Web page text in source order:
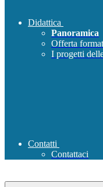
Didattica
Panoramica
Offerta
I progetti
Contatti
Contattaci